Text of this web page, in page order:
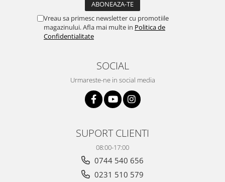
Vreau sa primesc newsletter cu promotiile
magazinului. Afla mai multe in Politica de
Confidentialitate
SOCIAL
Urmareste-ne in social media
SUPORT CLIENTI
08:00-17:00
0744 540 656
0231 510 579